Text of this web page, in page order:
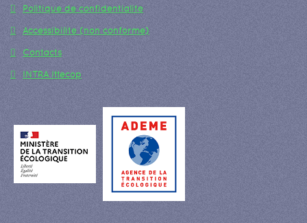
Politique de confidentialité
Accessibilité (non conforme)
Contacts
INTRA Ittecop